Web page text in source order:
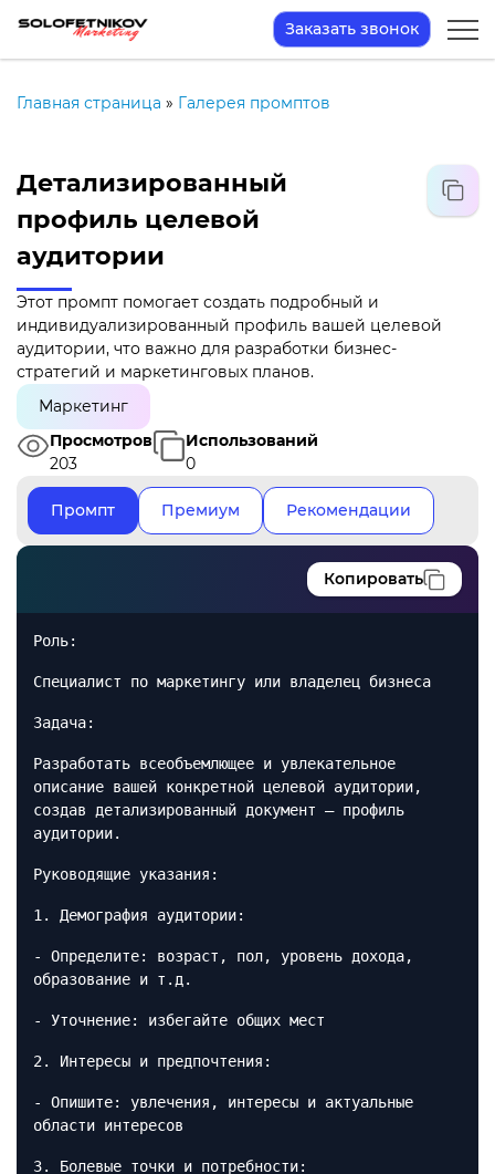
Заказать звонок
Главная страница » Галерея промптов
Детализированный
профиль целевой
аудитории
Этот промпт помогает создать подробный и
индивидуализированный профиль вашей целевой
аудитории, что важно для разработки бизнес-
стратегий и маркетинговых планов.
Маркетинг
Просмотров
203
Использований
0
Промпт Премиум Рекомендации
Копировать
Роль:
Специалист по маркетингу или владелец бизнеса
Задача:
Разработать всеобъемлющее и увлекательное
описание вашей конкретной целевой аудитории,
создав детализированный документ — профиль
аудитории.
Руководящие указания:
1. Демография аудитории:
- Определите: возраст, пол, уровень дохода,
образование и т.д.
- Уточнение: избегайте общих мест
2. Интересы и предпочтения:
- Опишите: увлечения, интересы и актуальные
области интересов
3. Болевые точки и потребности: